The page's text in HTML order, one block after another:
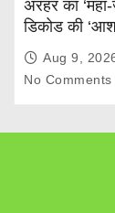
अरहर का ‘महा-
डिकोड की
Aug 9,
No Comments